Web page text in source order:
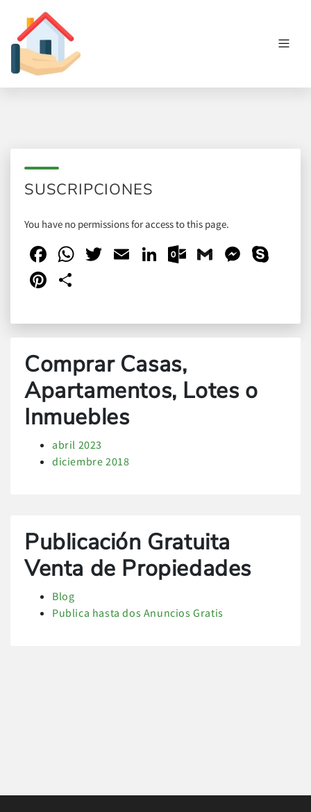
SUSCRIPCIONES
You have no permissions for access to this page.
Facebook
WhatsApp
Twitter
EmailLinkedIn
Outlook.com
Gmail
Pinterest
Comprar Casas,
Apartamentos, Lotes o
Inmuebles
abril 2023
diciembre 2018
Publicación Gratuita
Venta de Propiedades
Blog
Publica hasta dos Anuncios Gratis